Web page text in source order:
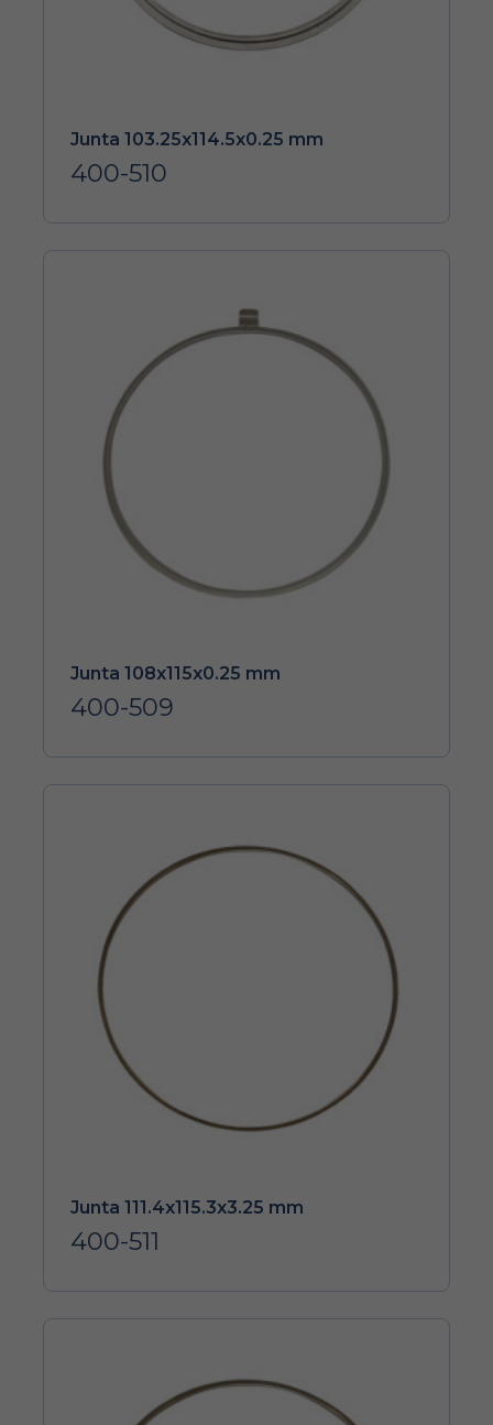
Junta 103.25x114.5x0.25 mm
400-510
Junta 108x115x0.25 mm
400-509
Junta 111.4x115.3x3.25 mm
400-511